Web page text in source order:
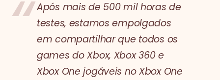
Após mais de 500 mil horas de
testes, estamos empolgados
em compartilhar que todos os
games do Xbox, Xbox 360 e
Xbox One jogáveis no Xbox One